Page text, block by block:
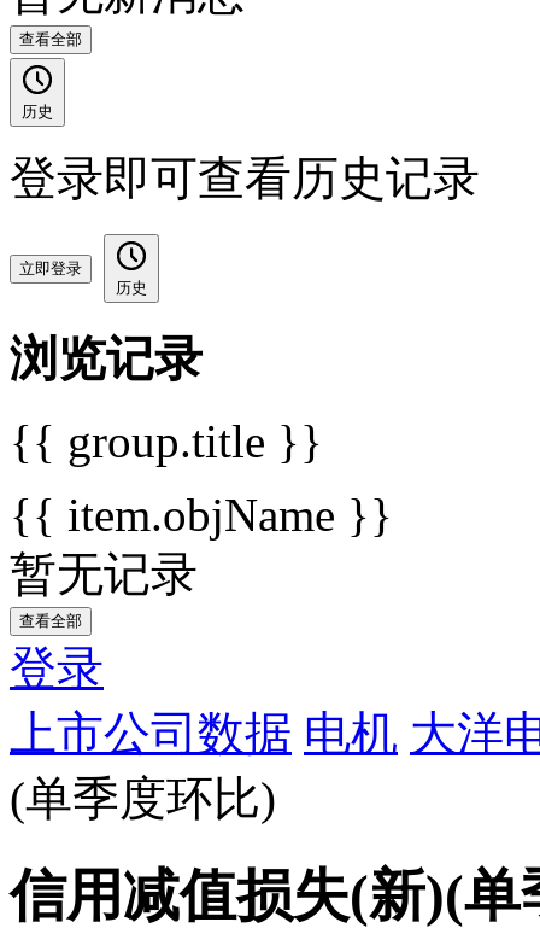
查看全部
历史
登录即可查看历史记录
立即登录
历史
浏览记录
{{ group.title }}
{{ item.objName }}
暂无记录
查看全部
登录
上市公司数据 电机 大洋
(单季度环比)
信用减值损失(新)(单